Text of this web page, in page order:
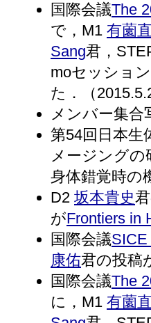
国際会議The
で，M1 有薗
Sang君，
moセッショ
た．（
メンバー集合
第54回日本生
メージングの
身体錯覚時の
D2 坂本貴史
がFrontiers in
国際会議SICE
康佑君の投稿
国際会議The
に，M1 有薗